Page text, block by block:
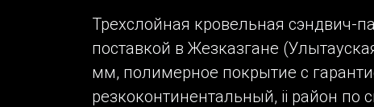
Трехслойная кровельная сэндвич-
поставкой в Жезказгане
мм, полимерное покрытие с
резкоконтинентальный, ii район по